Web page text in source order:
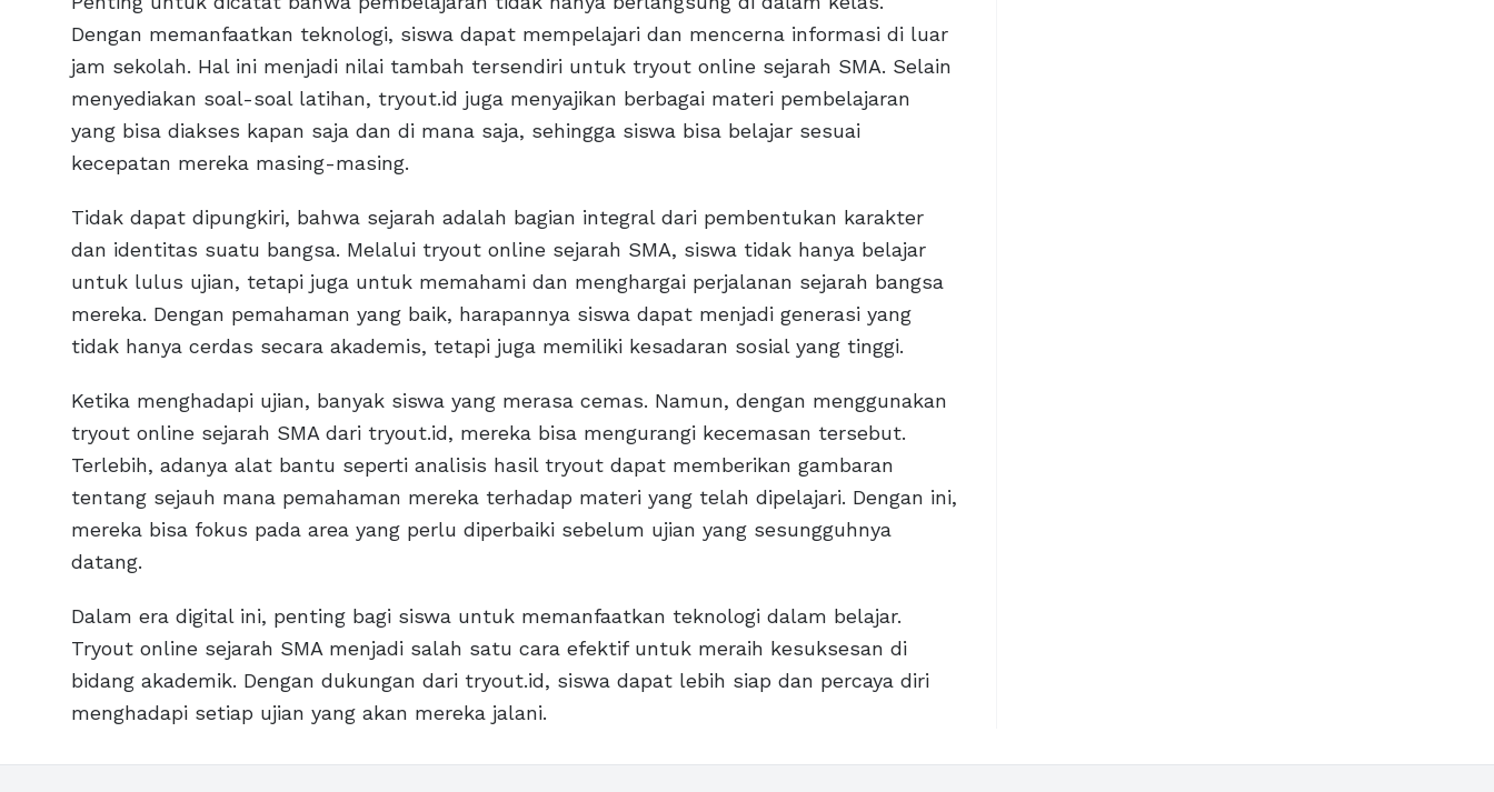
Dengan memanfaatkan teknologi, siswa dapat mempelajari dan mencerna informasi di luar
jam sekolah. Hal ini menjadi nilai tambah tersendiri untuk tryout online sejarah SMA. Selain
menyediakan soal-soal latihan, tryout.id juga menyajikan berbagai materi pembelajaran
yang bisa diakses kapan saja dan di mana saja, sehingga siswa bisa belajar sesuai
kecepatan mereka masing-masing.
Tidak dapat dipungkiri, bahwa sejarah adalah bagian integral dari pembentukan karakter
dan identitas suatu bangsa. Melalui tryout online sejarah SMA, siswa tidak hanya belajar
untuk lulus ujian, tetapi juga untuk memahami dan menghargai perjalanan sejarah bangsa
mereka. Dengan pemahaman yang baik, harapannya siswa dapat menjadi generasi yang
tidak hanya cerdas secara akademis, tetapi juga memiliki kesadaran sosial yang tinggi.
Ketika menghadapi ujian, banyak siswa yang merasa cemas. Namun, dengan menggunakan
tryout online sejarah SMA dari tryout.id, mereka bisa mengurangi kecemasan tersebut.
Terlebih, adanya alat bantu seperti analisis hasil tryout dapat memberikan gambaran
tentang sejauh mana pemahaman mereka terhadap materi yang telah dipelajari. Dengan ini,
mereka bisa fokus pada area yang perlu diperbaiki sebelum ujian yang sesungguhnya
datang.
Dalam era digital ini, penting bagi siswa untuk memanfaatkan teknologi dalam belajar.
Tryout online sejarah SMA menjadi salah satu cara efektif untuk meraih kesuksesan di
bidang akademik. Dengan dukungan dari tryout.id, siswa dapat lebih siap dan percaya diri
menghadapi setiap ujian yang akan mereka jalani.